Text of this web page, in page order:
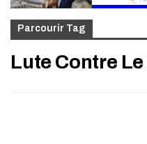
Parcourir Tag
Lute Contre